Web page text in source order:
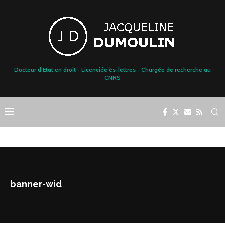
Docteur d'Etat en droit - Licenciée ès-lettres - Chargée de recherche au
CNRS
banner-wid